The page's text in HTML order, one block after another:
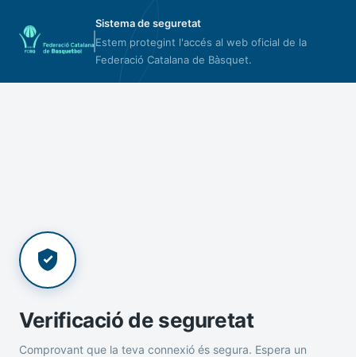
Sistema de seguretat
Estem protegint l'accés al web oficial de la
Federació Catalana de Bàsquet.
Verificació de seguretat
Comprovant que la teva connexió és segura. Espera un